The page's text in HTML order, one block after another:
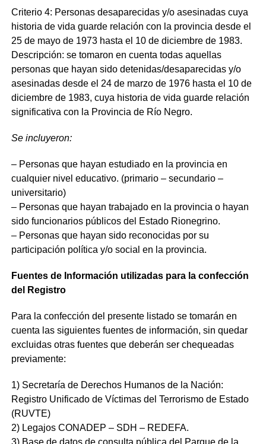
Criterio 4: Personas desaparecidas y/o asesinadas cuya
historia de vida guarde relación con la provincia desde el
25 de mayo de 1973 hasta el 10 de diciembre de 1983.
Descripción: se tomaron en cuenta todas aquellas
personas que hayan sido detenidas/desaparecidas y/o
asesinadas desde el 24 de marzo de 1976 hasta el 10 de
diciembre de 1983, cuya historia de vida guarde relación
significativa con la Provincia de Río Negro.
Se incluyeron:
– Personas que hayan estudiado en la provincia en
cualquier nivel educativo. (primario – secundario –
universitario)
– Personas que hayan trabajado en la provincia o hayan
sido funcionarios públicos del Estado Rionegrino.
– Personas que hayan sido reconocidas por su
participación política y/o social en la provincia.
Fuentes de Información utilizadas para la confección
del Registro
Para la confección del presente listado se tomarán en
cuenta las siguientes fuentes de información, sin quedar
excluidas otras fuentes que deberán ser chequeadas
previamente:
1) Secretaría de Derechos Humanos de la Nación:
Registro Unificado de Víctimas del Terrorismo de Estado
(RUVTE)
2) Legajos CONADEP – SDH – REDEFA.